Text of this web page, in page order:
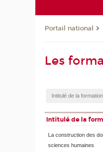
Portail national
Les
Intitulé de la
La construction des
sciences humaines